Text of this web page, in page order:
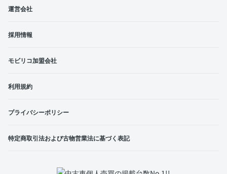
運営会社
採用情報
モビリコ加盟会社
利用規約
プライバシーポリシー
特定商取引法および古物営業法に基づく表記